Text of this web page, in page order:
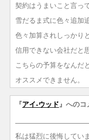
契約はうまいこと言っ
雪だるま式に色々追加
色々加算されしっかり
信用できない会社だと
こちらの予算をなんだ
オススメできません。
『アイ-ウッド 』へのコ
私は猛烈に後悔してい